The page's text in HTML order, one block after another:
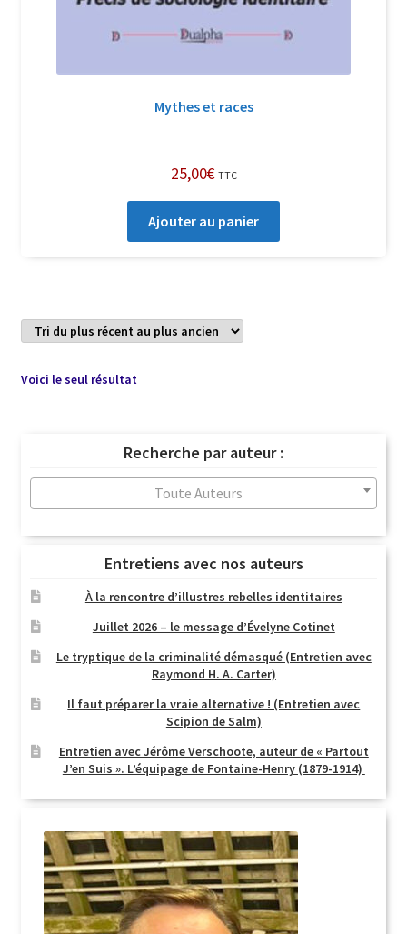
Mythes et races
25,00€ TTC
Ajouter au panier
Voici le seul résultat
Recherche par auteur :
Toute Auteurs
Entretiens avec nos auteurs
À la rencontre d’illustres rebelles identitaires
Juillet 2026 – le message d’Évelyne Cotinet
Le tryptique de la criminalité démasqué (Entretien avec
Raymond H. A. Carter)
Il faut préparer la vraie alternative ! (Entretien avec
Scipion de Salm)
Entretien avec Jérôme Verschoote, auteur de « Partout
J’en Suis ». L’équipage de Fontaine-Henry (1879-1914)